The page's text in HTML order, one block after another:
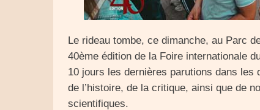
Le rideau tombe, ce dimanche, au Parc
40ème édition de la Foire internationale
10 jours les dernières parutions dans les
de l’histoire, de la critique, ainsi que de
scientifiques.